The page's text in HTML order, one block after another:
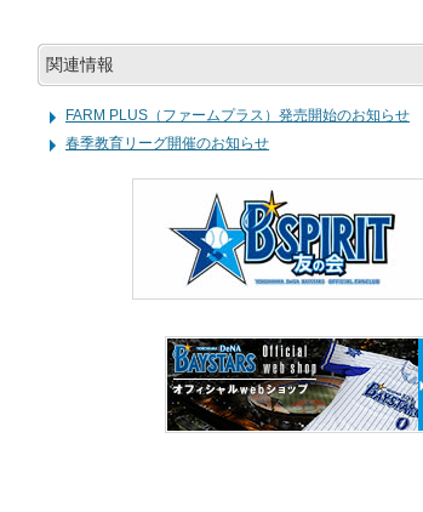
関連情報
FARM PLUS（ファームプラス）発売開始のお知らせ
春季教育リーグ開催のお知らせ